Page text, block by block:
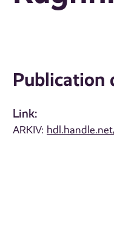
Publication
Link:
ARKIV: